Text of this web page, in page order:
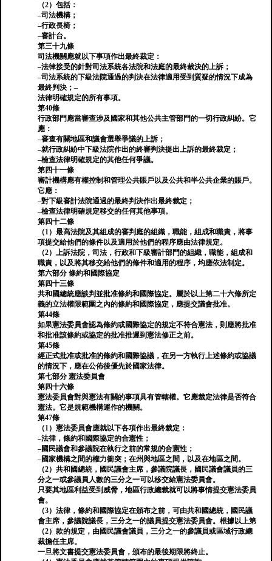
（2）包括：
–司法機構；
–行政長椅；
–審計台。
第三十九條
司法機關應就以下事項作出最終裁定：
–法律接受的針對司法系統各法院和法庭的最終裁決的上訴；
–司法系統的下級法院通過的判決在法律適用受到質疑的情況下成為
最終判決；–
法律明確規定的所有事項。
第40條
行政部門應當審查涉及國家和其他公共主管部門的一切行政糾紛。它
應：
–審查有關地區和議會選舉爭議的上訴；
–就行政糾紛中下級法院作出的終審判決提出上訴的最終裁定；
–檢查法律明確規定的其他任何爭議。
第四十一條
審計機構應有權控制和管理公共賬戶以及公共和半公共企業的賬戶。
它應：
–對下級審計法院通過的最終判決作出最終裁定；
–檢查法律明確規定移交的任何其他事項。
第四十二條
（1）最高法院及其組成的審判庭的組織，職能，組成和職責，將事
項提交給他們的條件以及適用於他們的程序應由法律規定。
（2）上訴法院，司法，行政和下級審計部門的組織，職能，組成和
職責，以及將其移交給他們的條件和適用的程序，均應依法制定。
第六部分 條約和國際協定
第四十三條
共和國總統應談判並批准條約和國際協定。屬於以上第二十六條所定
義的立法權限範圍之內的條約和國際協定，應提交議會批准。
第44條
如果憲法委員會認為條約或國際協定的規定不符合憲法，則應將批准
和批准該條約或協定的批准推遲到憲法修正之前。
第45條
經正式批准或批准的條約和國際協議，在另一方執行上述條約或協議
的情況下，應在公佈後優先於國家法律。
第七部分 憲法委員會
第四十六條
憲法委員會對與憲法有關的事項具有管轄權。它應裁定法律是否符合
憲法。它是規範機構運作的機關。
第47條
（1）憲法委員會應就以下各項作出最終裁定：
–法律，條約和國際協定的合憲性；
–國民議會和參議院在執行之前的常規的合憲性；
–國家機構之間的權力衝突；在州與地區之間，以及在地區之間。
（2）共和國總統，國民議會主席，參議院議長，國民議會議員的三
分之一或參議員人數的三分之一可以移交給憲法委員會。
只要其地區利益受到威脅，地區行政總裁就可以將事情提交憲法委員
會。
（3）法律，條約和國際協定在頒布之前，可由共和國總統，國民議
會主席，參議院議長，三分之一的議員提交憲法委員會。根據以上第
（2）款的規定，由國民議會議員，三分之一的參議員或區域行政總
裁擔任主席。
一旦將文書提交憲法委員會，頒布的最後期限將終止。